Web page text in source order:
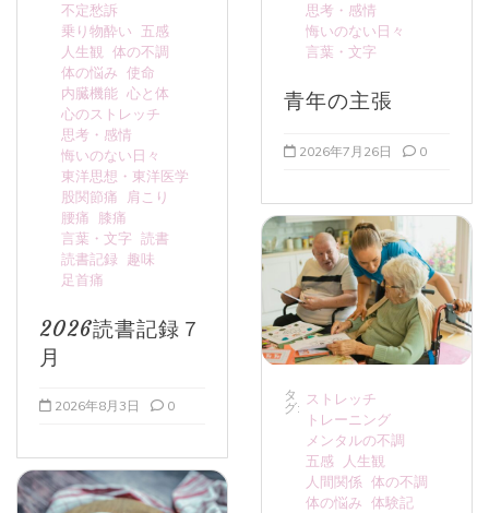
不定愁訴
乗り物酔い
五感
人生観 体の不調
体の悩み 使命
内臓機能 心と体
心のストレッチ
思考・感情
悔いのない日々
東洋思想・東洋医学
股関節痛
肩こり
腰痛
膝痛
言葉・文字 読書
読書記録
趣味
足首痛
2026読書記録７
月
2026年8月3日 0
思考・感情
悔いのない日々
言葉・文字
青年の主張
2026年7月26日 0
タ
グ:
ストレッチ
トレーニング
メンタルの不調
五感
人生観
人間関係 体の不調
体の悩み 体験記